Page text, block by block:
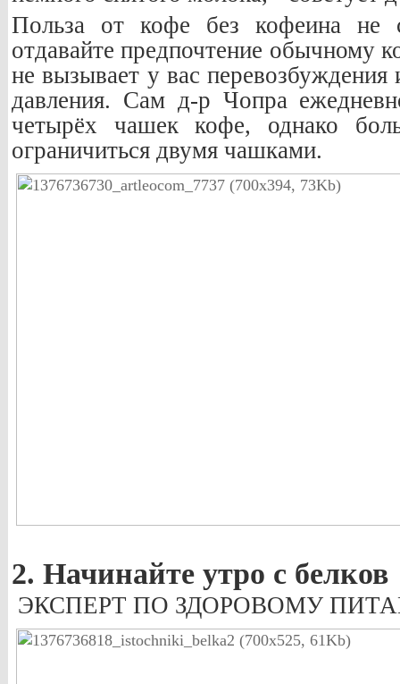
Польза от кофе без кофеина не
отдавайте предпочтение обычному
не вызывает у вас
давления. Сам д-р Чопра
четырёх чашек кофе, однако
ограничиться двумя чашками.
2. Начинайте утро с белков
ЭКСПЕРТ ПО ЗДОРОВОМУ